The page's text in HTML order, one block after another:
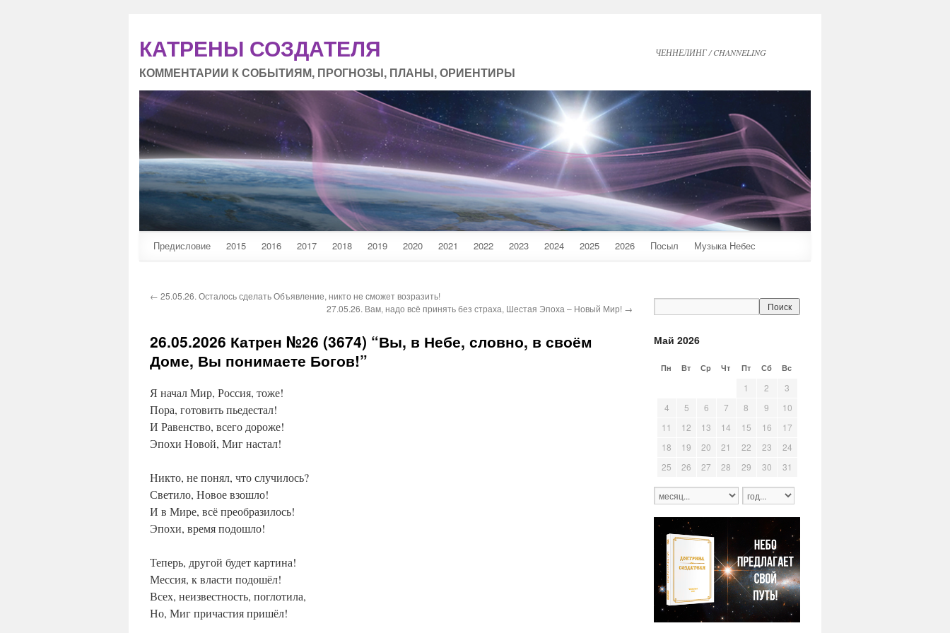
ЧЕННЕЛИНГ / CHANNELING
КАТРЕНЫ СОЗДАТЕЛЯ
КОММЕНТАРИИ К СОБЫТИЯМ, ПРОГНОЗЫ, ПЛАНЫ, ОРИЕНТИРЫ
Предисловие 2015 2016 2017 2018 2019 2020 2021 2022 2023 2024 2025 2026 Посыл Музыка Небес
Май 2026
Пн Вт Ср Чт Пт Сб Вс
1 2
3
4
5 6 7 8 9
10
11
12 13 14 15 16
17
18
19 20 21 22 23
24
25
26 27 28 29 30 31
← 25.05.26. Осталось сделать Объявление, никто не сможет возразить!
27.05.26. Вам, надо всё принять без страха, Шестая Эпоха – Новый Мир! →
26.05.2026 Катрен №26 (3674) “Вы, в Небе, словно, в своём
Доме, Вы понимаете Богов!”
Я начал Мир, Россия, тоже!
Пора, готовить пьедестал!
И Равенство, всего дороже!
Эпохи Новой, Миг настал!
Никто, не понял, что случилось?
Светило, Новое взошло!
И в Мире, всё преобразилось!
Эпохи, время подошло!
Теперь, другой будет картина!
Мессия, к власти подошёл!
Всех, неизвестность, поглотила,
Но, Миг причастия пришёл!